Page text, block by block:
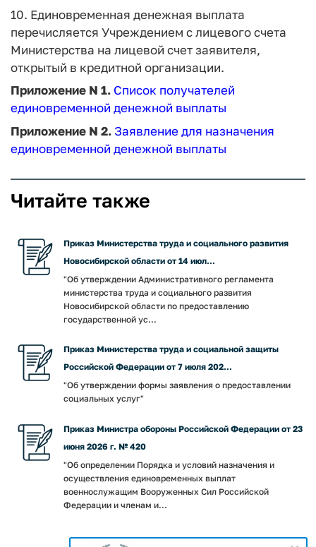
10. Единовременная денежная выплата
перечисляется Учреждением с лицевого счета
Министерства на лицевой счет заявителя,
открытый в кредитной организации.
Приложение N 1. Список получателей
единовременной денежной выплаты
Приложение N 2. Заявление для назначения
единовременной денежной выплаты
Читайте также
Приказ Министерства труда и социального развития
Новосибирской области от 14 июл...
"Об утверждении Административного регламента
министерства труда и социального развития
Новосибирской области по предоставлению
государственной ус...
Приказ Министерства труда и социальной защиты
Российской Федерации от 7 июля 202...
"Об утверждении формы заявления о предоставлении
социальных услуг"
Приказ Министра обороны Российской Федерации от 23
июня 2026 г. № 420
"Об определении Порядка и условий назначения и
осуществления единовременных выплат
военнослужащим Вооруженных Сил Российской
Федерации и членам и...